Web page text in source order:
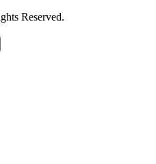
Reserved.